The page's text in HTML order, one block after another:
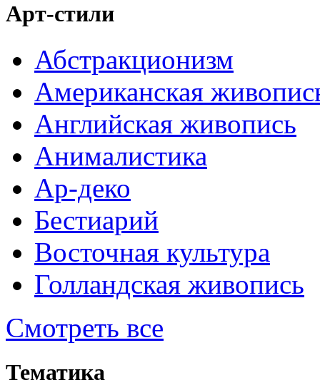
Арт-стили
Абстракционизм
Американская
Английская живопись
Анималистика
Ар-деко
Бестиарий
Восточная культура
Голландская живопись
Смотреть все
Тематика